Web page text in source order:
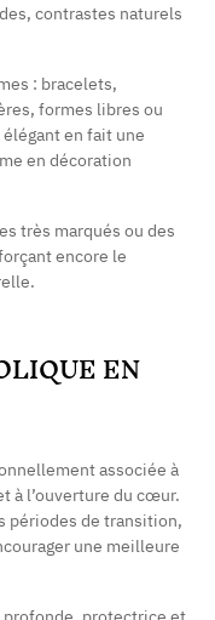
contrastes naturels
: bracelets,
formes libres ou
en fait une
en décoration
très marqués ou des
encore le
EN
associée à
à l’ouverture du cœur.
périodes de transition,
une meilleure